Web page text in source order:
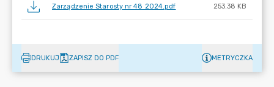
Zarządzenie Starosty nr 48 2024.pdf 253.38 KB
DRUKUJ ZAPISZ DO PDF METRYCZKA